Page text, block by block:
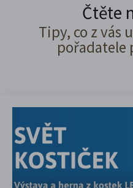
Čtěte
Tipy, co z vás
pořadatele